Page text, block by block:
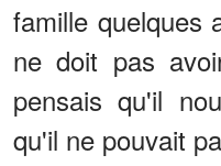
famille quelques
ne doit pas
pensais qu'il
qu'il ne pouvait